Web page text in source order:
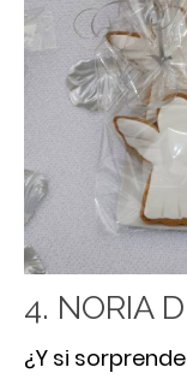
4. NORIA
¿Y si